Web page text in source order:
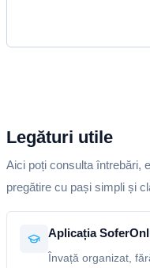
Legături utile
Aici poți consulta întrebări,
pregătire cu pași simpli și
Aplicația
Învață organizat,